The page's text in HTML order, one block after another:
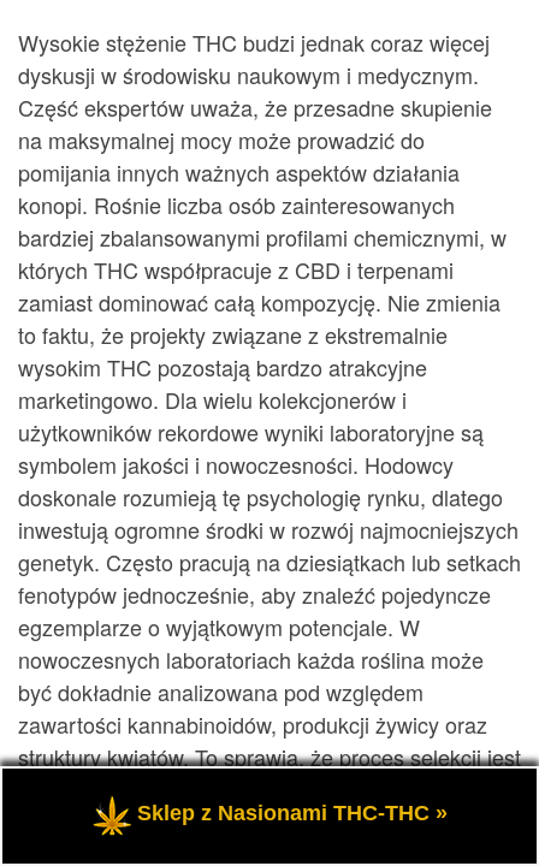
Wysokie stężenie THC budzi jednak coraz więcej
dyskusji w środowisku naukowym i medycznym.
Część ekspertów uważa, że przesadne skupienie
na maksymalnej mocy może prowadzić do
pomijania innych ważnych aspektów działania
konopi. Rośnie liczba osób zainteresowanych
bardziej zbalansowanymi profilami chemicznymi, w
których THC współpracuje z CBD i terpenami
zamiast dominować całą kompozycję. Nie zmienia
to faktu, że projekty związane z ekstremalnie
wysokim THC pozostają bardzo atrakcyjne
marketingowo. Dla wielu kolekcjonerów i
użytkowników rekordowe wyniki laboratoryjne są
symbolem jakości i nowoczesności. Hodowcy
doskonale rozumieją tę psychologię rynku, dlatego
inwestują ogromne środki w rozwój najmocniejszych
genetyk. Często pracują na dziesiątkach lub setkach
fenotypów jednocześnie, aby znaleźć pojedyncze
egzemplarze o wyjątkowym potencjale. W
nowoczesnych laboratoriach każda roślina może
być dokładnie analizowana pod względem
zawartości kannabinoidów, produkcji żywicy oraz
struktury kwiatów. To sprawia, że proces selekcji jest
znacznie bardziej precyzyjny niż w przeszłości.
Superszczepy stały się jednym z symboli
Sklep z Nasionami THC-THC »